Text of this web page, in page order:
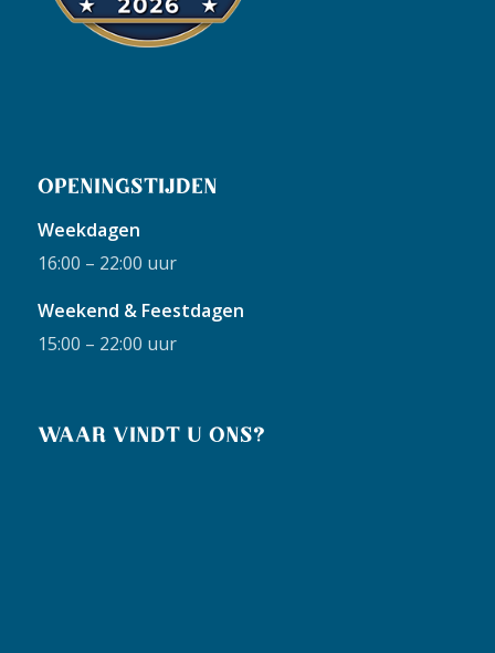
OPENINGSTIJDEN
Weekdagen
16:00 – 22:00 uur
Weekend & Feestdagen
15:00 – 22:00 uur
WAAR VINDT U ONS?